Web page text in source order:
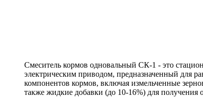
Смеситель кормов одновальный СК-1 - это
электрическим приводом, предназначенный для
компонентов кормов, включая измельченные
также жидкие добавки (до 10-16%) для